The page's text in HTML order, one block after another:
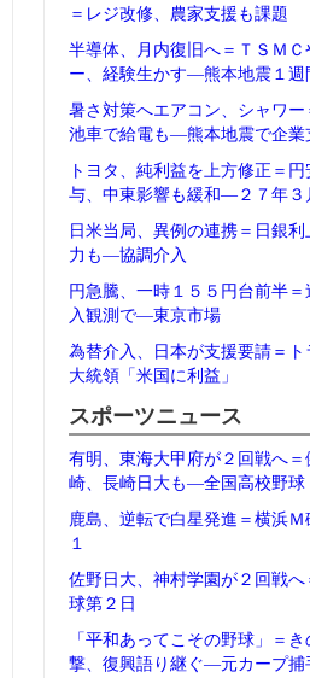
＝レジ改修、農家支援も課題
半導体、月内復旧へ＝ＴＳＭＣ
ー、経験生かす―熊本地震１週
暑さ対策へエアコン、シャワー
池車で給電も―熊本地震で企業
トヨタ、純利益を上方修正＝
与、中東影響も緩和―２７年３
日米当局、異例の連携＝日銀利
力も―協調介入
円急騰、一時１５５円台前半＝
入観測で―東京市場
為替介入、日本が支援要請＝ト
大統領「米国に利益」
スポーツニュース
有明、東海大甲府が２回戦へ＝
崎、長崎日大も―全国高校野球
鹿島、逆転で白星発進＝横浜Ｍ
１
佐野日大、神村学園が２回戦へ
球第２日
「平和あってこその野球」＝き
撃、復興語り継ぐ―元カープ捕